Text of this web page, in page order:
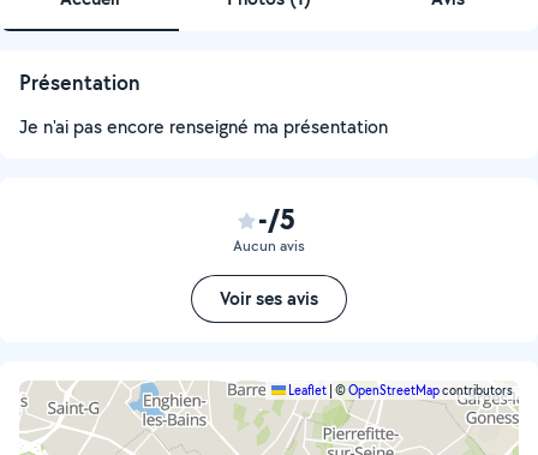
Présentation
Je n'ai pas encore renseigné ma présentation
-/5
Aucun avis
Voir ses avis
Leaflet ©OpenStreetMapcontributors